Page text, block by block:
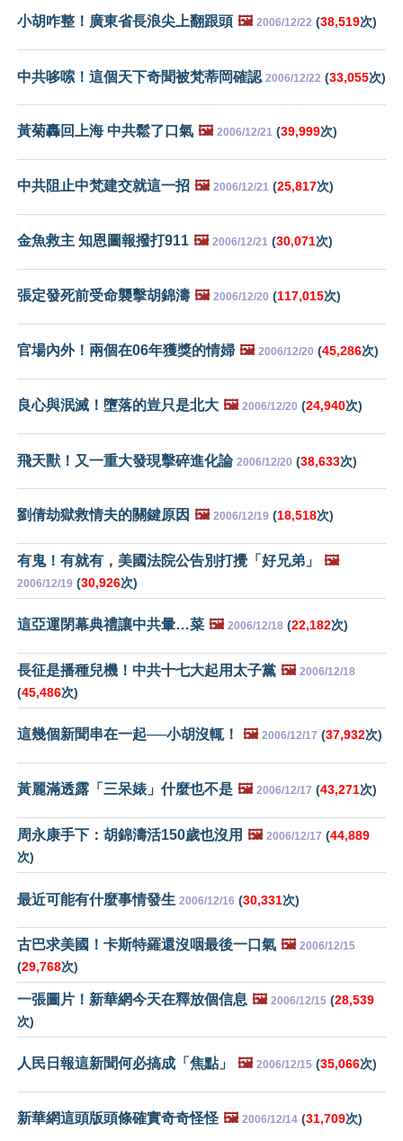
小胡咋整！廣東省長浪尖上翻跟頭 🖼️ 2006/12/22 (38,519次)
中共哆嗦！這個天下奇聞被梵蒂岡確認 2006/12/22 (33,055次)
黃菊轟回上海 中共鬆了口氣 🖼️ 2006/12/21 (39,999次)
中共阻止中梵建交就這一招 🖼️ 2006/12/21 (25,817次)
金魚救主 知恩圖報撥打911 🖼️ 2006/12/21 (30,071次)
張定發死前受命襲擊胡錦濤 🖼️ 2006/12/20 (117,015次)
官場內外！兩個在06年獲獎的情婦 🖼️ 2006/12/20 (45,286次)
良心與泯滅！墮落的豈只是北大 🖼️ 2006/12/20 (24,940次)
飛天獸！又一重大發現擊碎進化論 2006/12/20 (38,633次)
劉倩劫獄救情夫的關鍵原因 🖼️ 2006/12/19 (18,518次)
有鬼！有就有，美國法院公告別打攪「好兄弟」 🖼️
2006/12/19 (30,926次)
這亞運閉幕典禮讓中共暈…菜 🖼️ 2006/12/18 (22,182次)
長征是播種兒機！中共十七大起用太子黨 🖼️ 2006/12/18
(45,486次)
這幾個新聞串在一起──小胡沒輒！ 🖼️ 2006/12/17 (37,932次)
黃麗滿透露「三呆婊」什麼也不是 🖼️ 2006/12/17 (43,271次)
周永康手下：胡錦濤活150歲也沒用 🖼️ 2006/12/17 (44,889
次)
最近可能有什麼事情發生 2006/12/16 (30,331次)
古巴求美國！卡斯特羅還沒咽最後一口氣 🖼️ 2006/12/15
(29,768次)
一張圖片！新華網今天在釋放個信息 🖼️ 2006/12/15 (28,539
次)
人民日報這新聞何必搞成「焦點」 🖼️ 2006/12/15 (35,066次)
新華網這頭版頭條確實奇奇怪怪 🖼️ 2006/12/14 (31,709次)